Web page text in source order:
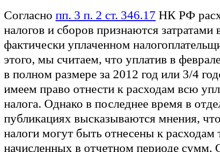
Согласно пп. 3 п. 2 ст. 346.17 НК РФ
налогов и сборов признаются затратами
фактически уплаченном
этого, мы считаем, что уплатив в
в полном размере за 2012 год или 3/4
имеем право отнести к расходам всю
налога. Однако в последнее время в
публикациях высказываются мнения,
налоги могут быть отнесены к расходам
начисленных в отчетном периоде сумм.